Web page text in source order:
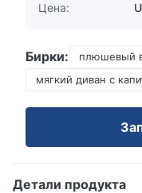
Цена:
Бирки:
плюшевый
мягкий диван с
Детали продукта